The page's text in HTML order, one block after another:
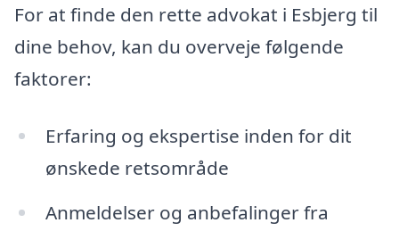
For at finde den rette advokat i Esbjerg til
dine behov, kan du overveje følgende
faktorer:
Erfaring og ekspertise inden for dit
ønskede retsområde
Anmeldelser og anbefalinger fra